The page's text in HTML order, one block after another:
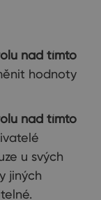
nad tímto
hodnoty
nad tímto
u svých
jiných